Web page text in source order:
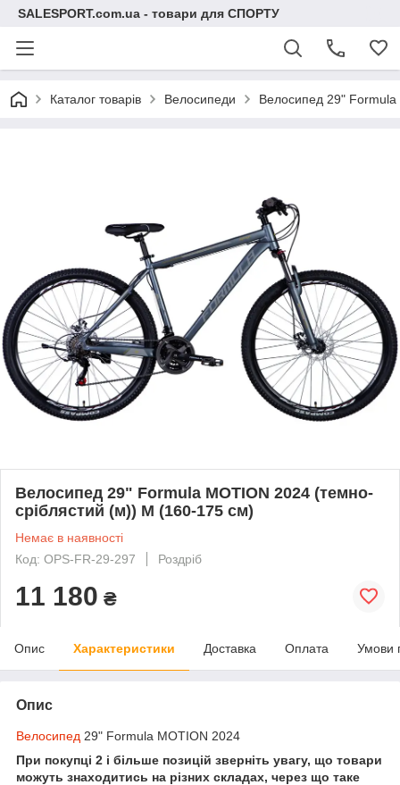
SALESPORT.com.ua - товари для СПОРТУ
Каталог товарів Велосипеди Велосипед 29"
Велосипед 29" Formula MOTION 2024 (темно-
сріблястий (м)) M (160-175 см)
Немає в наявності
Код: OPS-FR-29-297
Роздріб
11 180 ₴
Опис Характеристики Доставка Оплата Умови
Опис
Велосипед 29" Formula MOTION 2024
При покупці 2 і більше позицій зверніть увагу, що товари
можуть знаходитись на різних складах, через що таке